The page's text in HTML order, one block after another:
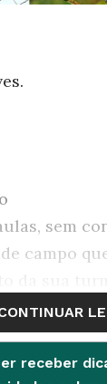
sem
campo
com
receber